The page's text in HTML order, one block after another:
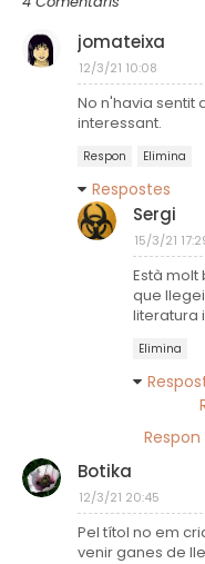
jomateixa
12/3/21 10:08
No n'havia sentit
interessant.
Respon Elimina
Respostes
Sergi
15/3/21
Està molt
que
literatura
Elimina
Respon
Botika
12/3/21 20:45
Pel títol no em
venir ganes de